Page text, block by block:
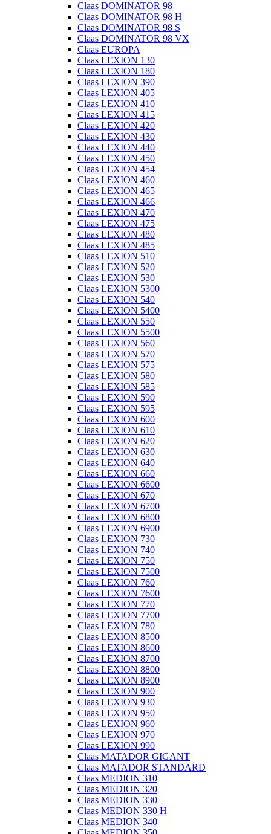
Claas DOMINATOR 98
Claas DOMINATOR 98 H
Claas DOMINATOR 98 S
Claas DOMINATOR 98 VX
Claas EUROPA
Claas LEXION 130
Claas LEXION 180
Claas LEXION 390
Claas LEXION 405
Claas LEXION 410
Claas LEXION 415
Claas LEXION 420
Claas LEXION 430
Claas LEXION 440
Claas LEXION 450
Claas LEXION 454
Claas LEXION 460
Claas LEXION 465
Claas LEXION 466
Claas LEXION 470
Claas LEXION 475
Claas LEXION 480
Claas LEXION 485
Claas LEXION 510
Claas LEXION 520
Claas LEXION 530
Claas LEXION 5300
Claas LEXION 540
Claas LEXION 5400
Claas LEXION 550
Claas LEXION 5500
Claas LEXION 560
Claas LEXION 570
Claas LEXION 575
Claas LEXION 580
Claas LEXION 585
Claas LEXION 590
Claas LEXION 595
Claas LEXION 600
Claas LEXION 610
Claas LEXION 620
Claas LEXION 630
Claas LEXION 640
Claas LEXION 660
Claas LEXION 6600
Claas LEXION 670
Claas LEXION 6700
Claas LEXION 6800
Claas LEXION 6900
Claas LEXION 730
Claas LEXION 740
Claas LEXION 750
Claas LEXION 7500
Claas LEXION 760
Claas LEXION 7600
Claas LEXION 770
Claas LEXION 7700
Claas LEXION 780
Claas LEXION 8500
Claas LEXION 8600
Claas LEXION 8700
Claas LEXION 8800
Claas LEXION 8900
Claas LEXION 900
Claas LEXION 930
Claas LEXION 950
Claas LEXION 960
Claas LEXION 970
Claas LEXION 990
Claas MATADOR GIGANT
Claas MATADOR STANDARD
Claas MEDION 310
Claas MEDION 320
Claas MEDION 330
Claas MEDION 330 H
Claas MEDION 340